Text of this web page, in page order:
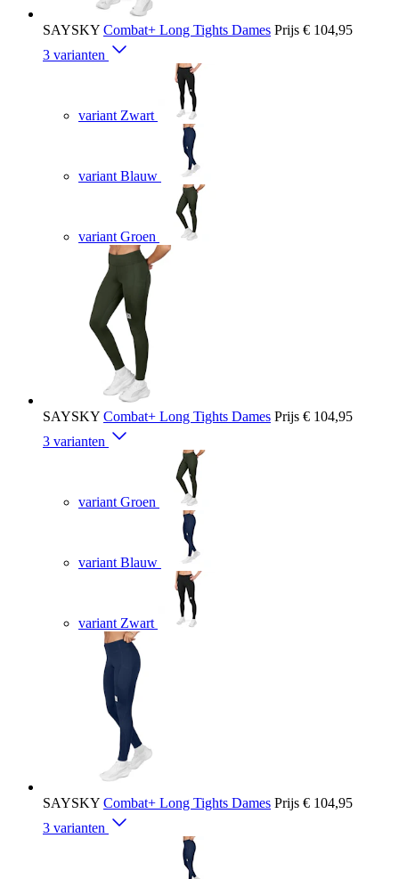
SAYSKY Combat+ Long Tights Dames Prijs € 104,95
3 varianten
variant Zwart
variant Blauw
variant Groen
SAYSKY Combat+ Long Tights Dames Prijs € 104,95
3 varianten
variant Groen
variant Blauw
variant Zwart
SAYSKY Combat+ Long Tights Dames Prijs € 104,95
3 varianten